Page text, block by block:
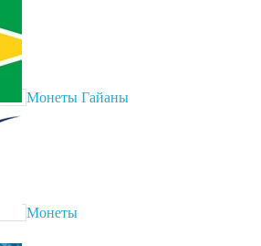
Монеты Гайаны
Монеты